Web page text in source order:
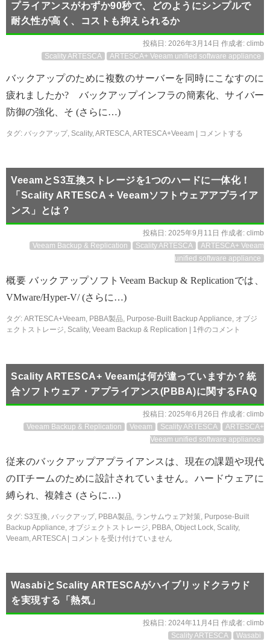
プライアンスがわずか90秒で、どのようにシンプルで
耐久性が高く、コストも抑えられるか
投稿日: 2026年3月14日 作成者: climb
Scality ARTESCA
ARTESCA+ Veeam unified software appliance
バックアップのために複数のサーバーを同時にこなすのに
疲れましたか? バックアップインフラの簡素化、サイバー
防御の強化、そ (さらに…)
タグ: バックアップ, Scality,ARTESCA,ARTESCA+Veeam コメントする
VeeamとS3互換ストレージを1つのハードに一体化！
「Scality ARTESCA + Veeamソフトウェアアプライア
ンス」とは？
投稿日: 2025年9月11日 作成者: climb
Veeam Backup & Replication
Scality ARTESCA
ARTESCA+ Veeam
unified software appliance
概要 バックアップソフトVeeam Backup & Replicationでは、
VMware/Hyper-V/ (さらに…)
タグ: ARTESCA+Veeam, PBBA製品, Purpose-Built Backup Appliance, オブジ
ェクトストレージ, Scality, Veeam Backup & Replication 1件のコメント
Scality ARTESCA+ Veeamは何が違っていますか？統
合ソフトウェア・アプライアンス(PBBA)に関するFAQ
投稿日: 2025年6月26日 作成者: climb
Veeam Backup & Replication
Veeam Scality ARTESCA
ARTESCA+
Veeam unified software appliance
従来のバックアップアプライアンスは、現在の課題や現代
のITチームのために設計されていません。ハードウェアに
縛られ、複雑さ (さらに…)
タグ: S3互換, バックアップ, PBBA製品, ランサムウェア対策, Purpose-Built
Backup Appliance, オブジェクトストレージ, PBBA, Object Lock, Scality,
Veeam,ARTESCA コメントを受け付けていません
WasabiとScality ARTESCAがハイブリッドクラウド
を実現する「熱気」
投稿日: 2024年11月4日 作成者: climb
Scality ARTESCA
Wasabi